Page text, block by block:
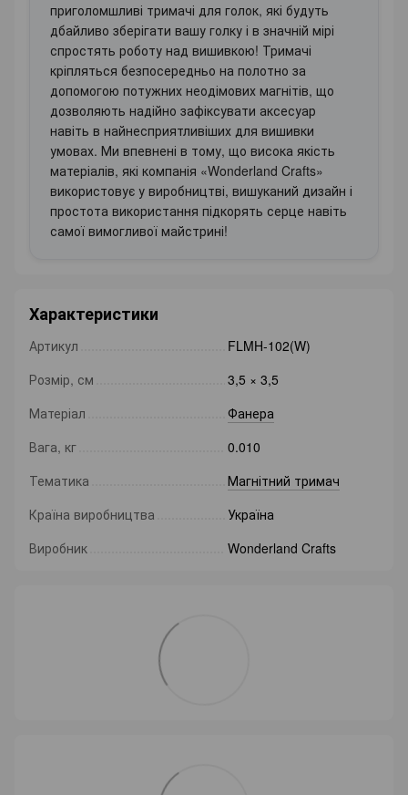
приголомшливі тримачі для голок, які будуть
дбайливо зберігати вашу голку і в значній мірі
спростять роботу над вишивкою! Тримачі
кріпляться безпосередньо на полотно за
допомогою потужних неодімових магнітів, що
дозволяють надійно зафіксувати аксесуар
навіть в найнесприятливіших для вишивки
умовах. Ми впевнені в тому, що висока якість
матеріалів, які компанія «Wonderland Crafts»
використовує у виробництві, вишуканий дизайн і
простота використання підкорять серце навіть
самої вимогливої майстрині!
Характеристики
Артикул
FLMH-102(W)
Розмір, см
3,5 × 3,5
Матеріал
Фанера
Вага, кг
0.010
Тематика
Магнітний тримач
Країна виробництва
Україна
Виробник
Wonderland Crafts